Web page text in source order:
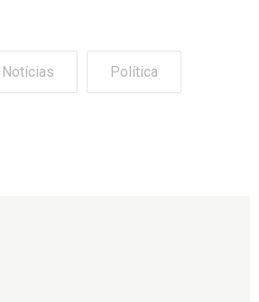
Notícias Política